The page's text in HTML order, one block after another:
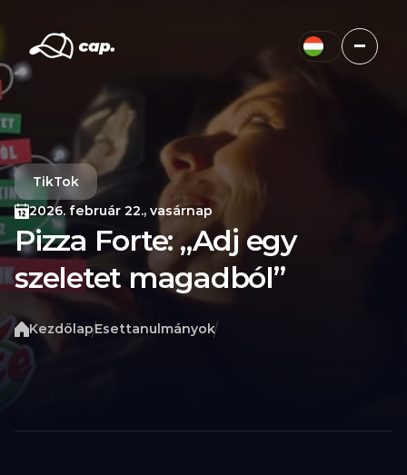
TikTok
2026. február 22., vasárnap
Pizza Forte: „Adj egy
szeletet magadból”
KezdőlapEsettanulmányok